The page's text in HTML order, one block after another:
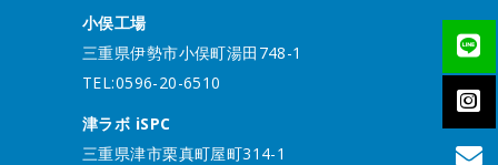
小俣工場
三重県伊勢市小俣町湯田748-1
TEL:0596-20-6510
津ラボ iSPC
三重県津市栗真町屋町314-1